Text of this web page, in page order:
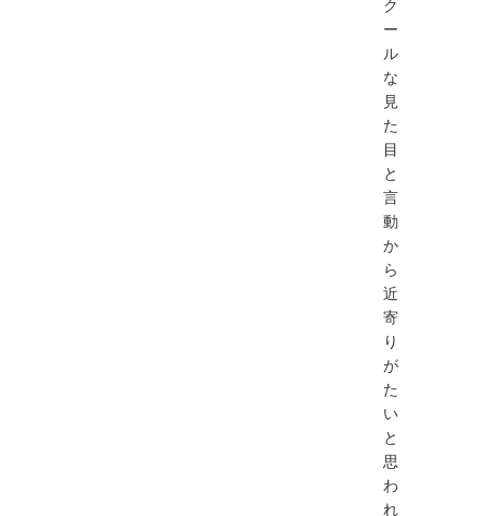
ー
ル
な
見
た
目
と
言
動
か
ら
近
寄
り
が
た
い
と
思
わ
れ